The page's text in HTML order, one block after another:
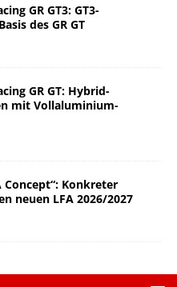
GR GT3: GT3-
des GR GT
GR GT: Hybrid-
mit Vollaluminium-
Concept“: Konkreter
neuen LFA 2026/2027